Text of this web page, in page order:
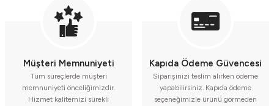
Müşteri Memnuniyeti
Tüm süreçlerde müşteri
memnuniyeti önceliğimizdir.
Hizmet kalitemizi sürekli
Kapıda Ödeme Güvencesi
Siparişinizi teslim alırken ödeme
yapabilirsiniz. Kapıda ödeme
seçeneğimizle ürünü görmeden